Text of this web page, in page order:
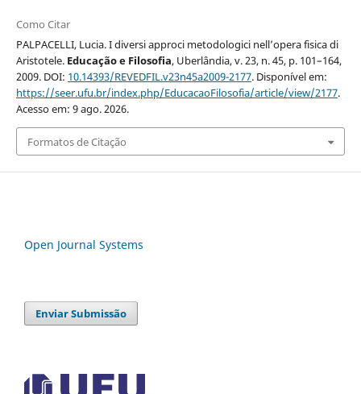
Como Citar
PALPACELLI, Lucia. I diversi approci metodologici nell’opera fisica di
Aristotele. Educação e Filosofia, Uberlândia, v. 23, n. 45, p. 101–164,
2009. DOI: 10.14393/REVEDFIL.v23n45a2009-2177. Disponível em:
https://seer.ufu.br/index.php/EducacaoFilosofia/article/view/2177.
Acesso em: 9 ago. 2026.
Formatos de Citação
Open Journal Systems
Enviar Submissão